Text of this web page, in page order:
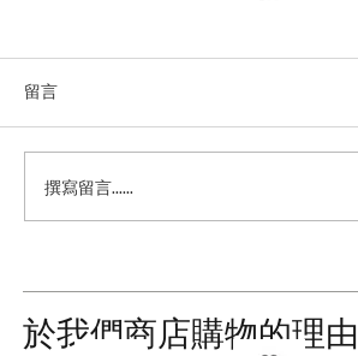
留言
撰寫留言......
於我們商店購物的理由